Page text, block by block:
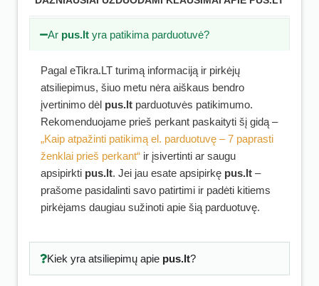
Ar pus.lt yra patikima parduotuvė?
Pagal eTikra.LT turimą informaciją ir pirkėjų
atsiliepimus, šiuo metu nėra aiškaus bendro
įvertinimo dėl pus.lt parduotuvės patikimumo.
Rekomenduojame prieš perkant paskaityti šį gidą –
„Kaip atpažinti patikimą el. parduotuvę – 7 paprasti
ženklai prieš perkant“ ir įsivertinti ar saugu
apsipirkti pus.lt. Jei jau esate apsipirkę pus.lt –
prašome pasidalinti savo patirtimi ir padėti kitiems
pirkėjams daugiau sužinoti apie šią parduotuvę.
Kiek yra atsiliepimų apie pus.lt?